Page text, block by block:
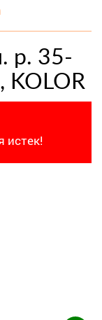
р. 35-
KOLOR
истек!